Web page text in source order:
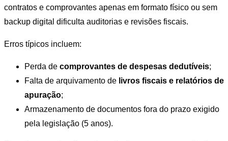
contratos e comprovantes apenas em formato físico ou sem
backup digital dificulta auditorias e revisões fiscais.
Erros típicos incluem:
Perda de comprovantes de despesas dedutíveis;
Falta de arquivamento de livros fiscais e relatórios de
apuração;
Armazenamento de documentos fora do prazo exigido
pela legislação (5 anos).